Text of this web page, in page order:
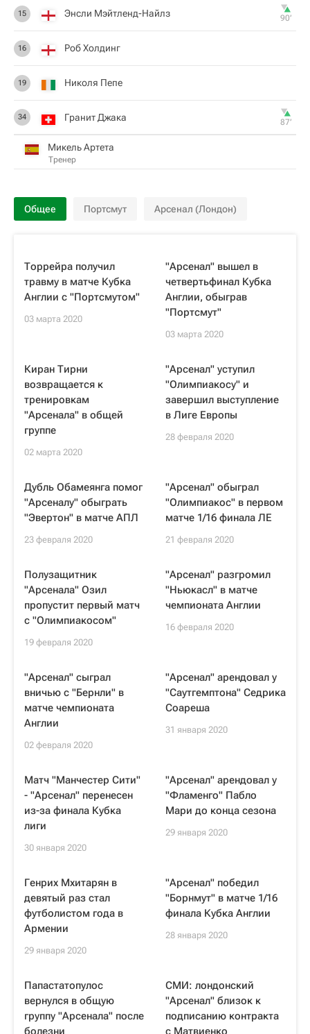
15 Энсли Мэйтленд-Найлз 90‎’‎
16 Роб Холдинг
19 Николя Пепе
34 Гранит Джака 87‎’‎
Микель Артета
Тренер
Общее Портсмут Арсенал (Лондон)
Торрейра получил
травму в матче Кубка
Англии с "Портсмутом"
03 марта 2020
"Арсенал" вышел в
четвертьфинал Кубка
Англии, обыграв
"Портсмут"
03 марта 2020
Киран Тирни
возвращается к
тренировкам
"Арсенала" в общей
группе
02 марта 2020
"Арсенал" уступил
"Олимпиакосу" и
завершил выступление
в Лиге Европы
28 февраля 2020
Дубль Обамеянга помог
"Арсеналу" обыграть
"Эвертон" в матче АПЛ
23 февраля 2020
"Арсенал" обыграл
"Олимпиакос" в первом
матче 1/16 финала ЛЕ
21 февраля 2020
Полузащитник
"Арсенала" Озил
пропустит первый матч
с "Олимпиакосом"
19 февраля 2020
"Арсенал" разгромил
"Ньюкасл" в матче
чемпионата Англии
16 февраля 2020
"Арсенал" сыграл
вничью с "Бернли" в
матче чемпионата
Англии
02 февраля 2020
"Арсенал" арендовал у
"Саутгемптона" Седрика
Соареша
31 января 2020
Матч "Манчестер Сити"
- "Арсенал" перенесен
из-за финала Кубка
лиги
30 января 2020
"Арсенал" арендовал у
"Фламенго" Пабло
Мари до конца сезона
29 января 2020
Генрих Мхитарян в
девятый раз стал
футболистом года в
Армении
29 января 2020
"Арсенал" победил
"Борнмут" в матче 1/16
финала Кубка Англии
28 января 2020
Папастатопулос
вернулся в общую
группу "Арсенала" после
болезни
СМИ: лондонский
"Арсенал" близок к
подписанию контракта
с Матвиенко